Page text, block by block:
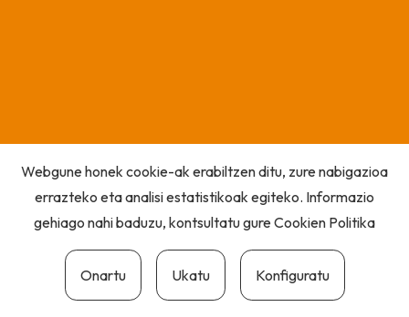
Webgune honek cookie-ak erabiltzen ditu, zure nabigazioa
errazteko eta analisi estatistikoak egiteko. Informazio
gehiago nahi baduzu, kontsultatu gureCookien Politika
Onartu Ukatu Konfiguratu